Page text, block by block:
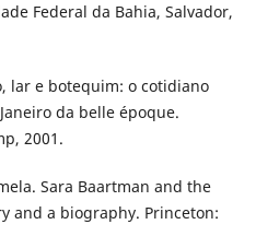
Federal da Bahia, Salvador,
lar e botequim: o cotidiano
da belle époque.
2001.
Sara Baartman and the
and a biography. Princeton: